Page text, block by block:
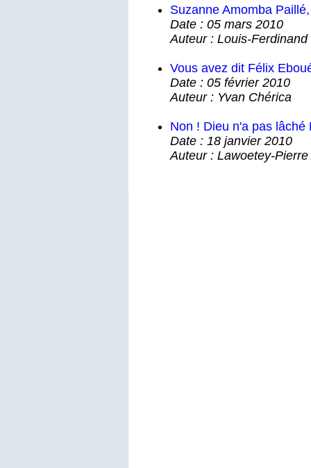
Suzanne Amomba
Date : 05 mars 2010
Auteur : Louis-
Vous avez dit Félix
Date : 05 février 2010
Auteur : Yvan Chérica
Non ! Dieu n'a pas lâché
Date : 18 janvier 2010
Auteur : Lawoetey-Pierre